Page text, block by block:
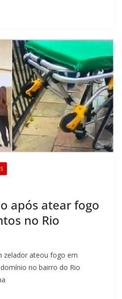
após atear fogo
no Rio
zelador ateou fogo em
no bairro do Rio